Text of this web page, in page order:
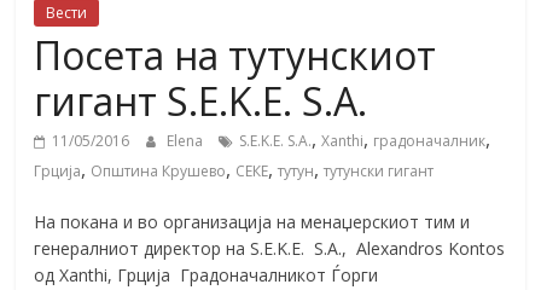
Вести
Посета на тутунскиот
гигант S.E.K.E. S.A.
11/05/2016 Elena S.E.K.E. S.A.,Xanthi, градоначалник,
Грција, Општина Крушево, СЕКЕ,тутун,тутунски гигант
На покана и во организација на менаџерскиот тим и
генералниот директор на S.E.K.E. S.A., Alexandros Kontos
од Xanthi, Грција Градоначалникот Ѓорги